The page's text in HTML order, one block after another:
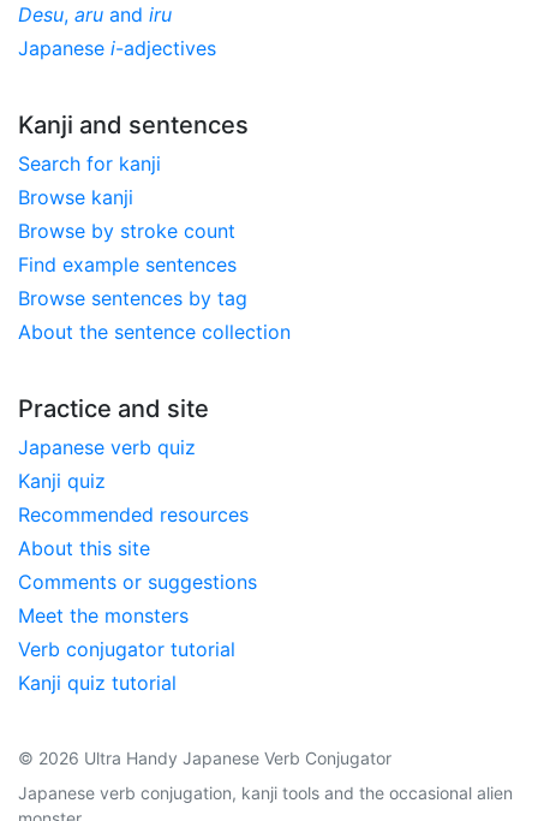
Desu, aru and iru
Japanese i-adjectives
Kanji and sentences
Search for kanji
Browse kanji
Browse by stroke count
Find example sentences
Browse sentences by tag
About the sentence collection
Practice and site
Japanese verb quiz
Kanji quiz
Recommended resources
About this site
Comments or suggestions
Meet the monsters
Verb conjugator tutorial
Kanji quiz tutorial
© 2026 Ultra Handy Japanese Verb Conjugator
Japanese verb conjugation, kanji tools and the occasional alien